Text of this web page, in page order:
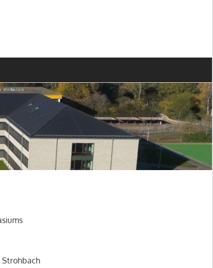
Strohbach